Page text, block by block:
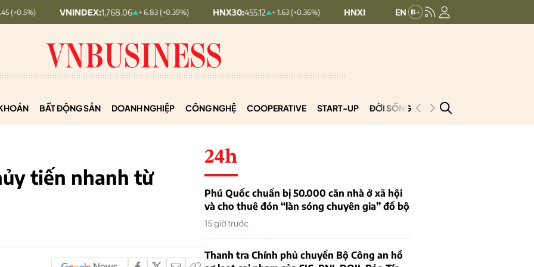
VNINDEX: 1,768.06 + 6.83 (+0.39%) HNX30: 455.12 + 1.63 (+0.36%) HNXINDEX:293.44 + 0.25 (+0.09%)
BẤT ĐỘNG SẢN DOANH NGHIỆP CÔNG NGHỆ COOPERATIVE START-UP ĐỜI SỐNG PODCAST
tiến nhanh từ
24h
Phú Quốc chuẩn bị 50.000 căn nhà ở xã hội
và cho thuê đón “làn sóng chuyên gia” đổ bộ
15 giờ trước
Thanh tra Chính phủ chuyển Bộ Công an hồ